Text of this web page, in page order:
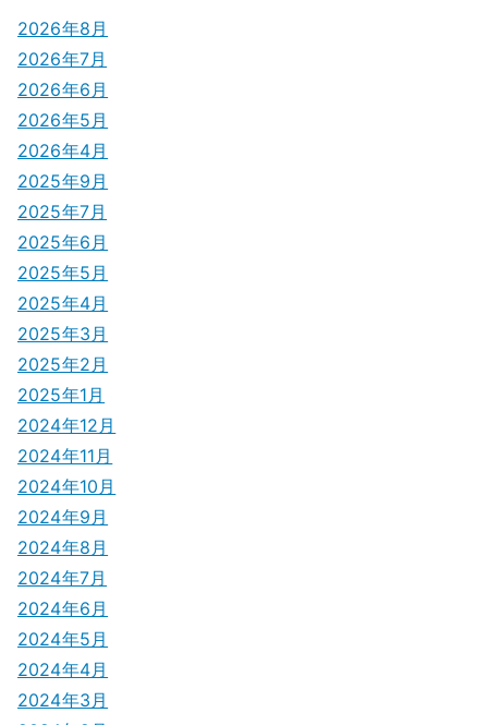
2026年8月
2026年7月
2026年6月
2026年5月
2026年4月
2025年9月
2025年7月
2025年6月
2025年5月
2025年4月
2025年3月
2025年2月
2025年1月
2024年12月
2024年11月
2024年10月
2024年9月
2024年8月
2024年7月
2024年6月
2024年5月
2024年4月
2024年3月